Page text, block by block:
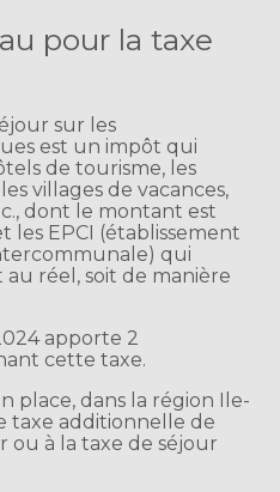
pour la taxe
sur les
est un impôt qui
de tourisme, les
villages de vacances,
dont le montant est
les EPCI (établissement
qui
réel, soit de manière
apporte 2
cette taxe.
place, dans la région Ile-
taxe additionnelle de
ou à la taxe de séjour